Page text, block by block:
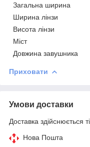
Загальна ширина
Ширина лінзи
Висота лінзи
Міст
Довжина завушника
Приховати
Умови доставки
Доставка здійснюється
Нова Пошта